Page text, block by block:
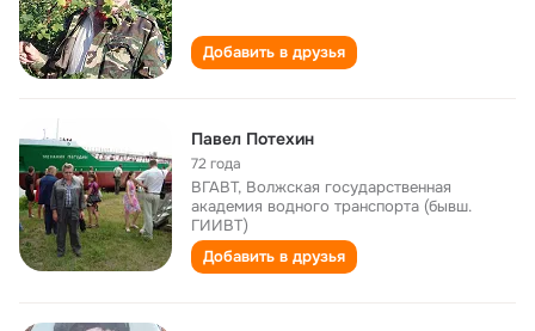
Добавить в друзья
Павел Потехин
72 года
ВГАВТ, Волжская государственная
академия водного транспорта (бывш.
ГИИВТ)
Добавить в друзья